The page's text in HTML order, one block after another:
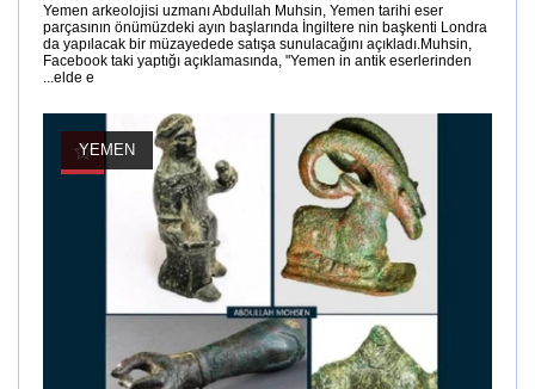
Yemen arkeolojisi uzmanı Abdullah Muhsin, Yemen tarihi eser
parçasının önümüzdeki ayın başlarında İngiltere nin başkenti Londra
da yapılacak bir müzayedede satışa sunulacağını açıkladı.Muhsin,
Facebook taki yaptığı açıklamasında, "Yemen in antik eserlerinden
elde e...
YEMEN